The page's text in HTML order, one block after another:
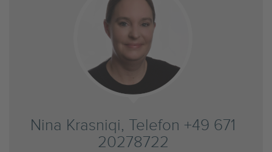
Nina Krasniqi, Telefon +49 671
20278722